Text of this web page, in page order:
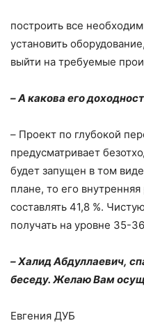
построить все
установить
выйти на требуемые
–А какова его
– Проект по глубокой
предусматривает
будет запущен в том
плане, то его
составлять 41,8 %.
получать на уровне 35-
–Халид Абдуллаевич,
беседу. Желаю Вам
Евгения ДУБ